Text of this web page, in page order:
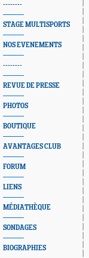
--------
STAGE MULTISPORTS
NOS EVENEMENTS
--------
REVUE DE PRESSE
PHOTOS
BOUTIQUE
AVANTAGES CLUB
FORUM
LIENS
MÉDIATHÈQUE
SONDAGES
BIOGRAPHIES